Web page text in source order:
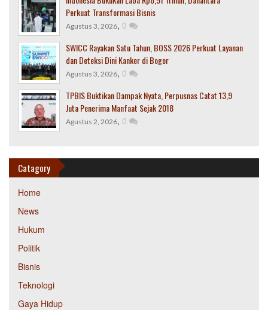
Perkuat Transformasi Bisnis
Agustus 3, 2026, 0
SWICC Rayakan Satu Tahun, BOSS 2026 Perkuat Layanan
dan Deteksi Dini Kanker di Bogor
Agustus 3, 2026, 0
TPBIS Buktikan Dampak Nyata, Perpusnas Catat 13,9
Juta Penerima Manfaat Sejak 2018
Agustus 2, 2026, 0
Catagory
Home
News
Hukum
Politik
Bisnis
Teknologi
Gaya Hidup